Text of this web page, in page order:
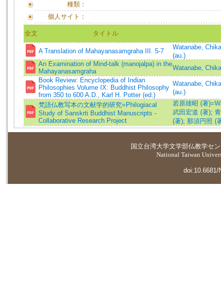
種類：
個人サイト：
全文 タイトル
A Translation of Mahayanasamgraha III. 5-7
Watanabe,
(au.)
An Examination of Mind-talk (manojalpa) in the
Mahayanasamgraha
Watanabe,
Book Review: Encyclopedia of Indian
Philosophies Volume IX: Buddhist Philosophy
from 350 to 600 A.D., Karl H. Potter (ed.)
Watanabe,
(au.)
梵語仏教写本の文献学的研究=Philogiacal
Study of Sanskrti Buddhist Manuscripts -
Collaborative Research Project
若原雄昭 (著
武田宏道 (著);
(著); 那須円照 (
国立台湾大学文学部仏教学セ
National Taiwan
doi:10.6681/